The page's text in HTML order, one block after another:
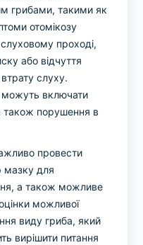
грибами, такими як
отомікозу
проході,
або відчуття
слуху.
можуть включати
також порушення в
провести
мазку для
а також можливе
можливої
виду гриба, який
вирішити питання